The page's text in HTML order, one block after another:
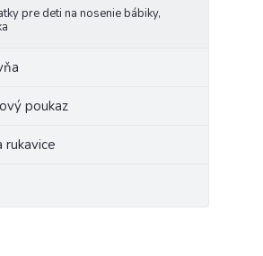
pre deti na nosenie bábiky,
poukaz
rukavice